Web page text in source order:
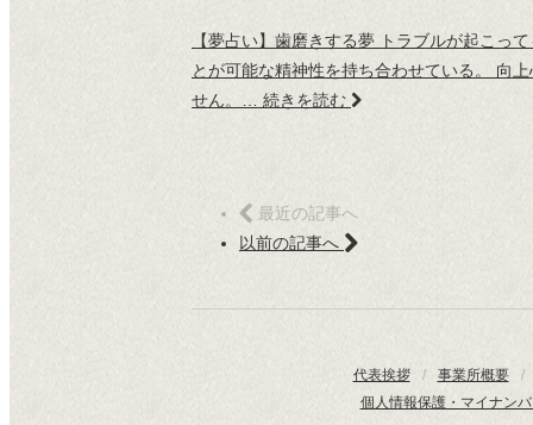
【夢占い】歯磨きする夢 トラブルが起こっ
とが可能な精神性を持ち合わせている。 向
せん。… 続きを読む
最近の記事へ
以前の記事へ
代表挨拶 / 事業所概要
/
個人情報保護・マイナン